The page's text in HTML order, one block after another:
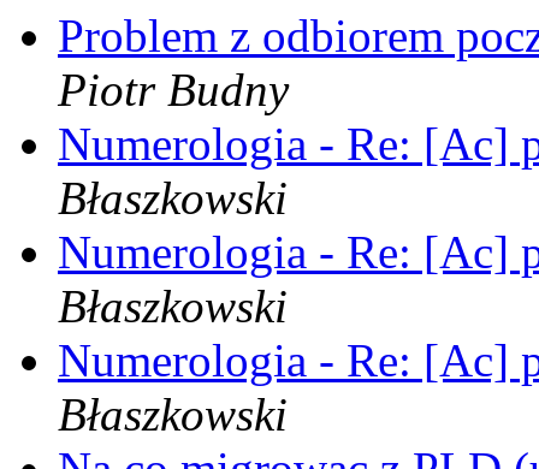
Problem z odbiorem
Piotr Budny
Numerologia - Re: [Ac]
Błaszkowski
Numerologia - Re: [Ac]
Błaszkowski
Numerologia - Re: [Ac]
Błaszkowski